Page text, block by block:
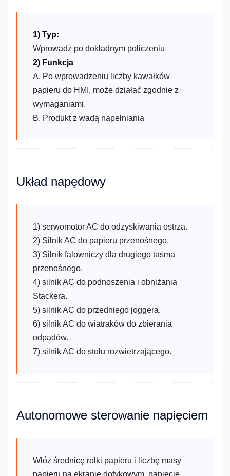
1) Typ:
Wprowadź po dokładnym policzeniu
2) Funkcja
A. Po wprowadzeniu liczby kawałków
papieru do HMI, może działać zgodnie z
wymaganiami.
B. Produkt z wadą napełniania
Układ napędowy
1) serwomotor AC do odzyskiwania ostrza.
2) Silnik AC do papieru przenośnego.
3) Silnik falowniczy dla drugiego taśma
przenośnego.
4) silnik AC do podnoszenia i obniżania
Stackera.
5) silnik AC do przedniego joggera.
6) silnik AC do wiatraków do zbierania
odpadów.
7) silnik AC do stołu rozwietrzającego.
Autonomowe sterowanie napięciem
Włóż średnicę rolki papieru i liczbę masy